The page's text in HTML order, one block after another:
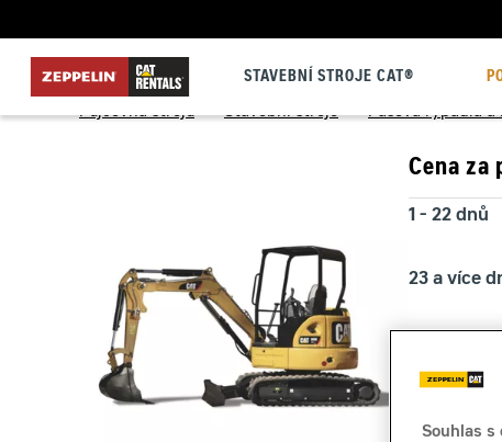
STAVEBNÍ STROJE CAT®
Půjčovna strojů > Stavební stroje > Pásová rýpadla
Cena za
1 - 22 dnů
23 a více
Souhlas s